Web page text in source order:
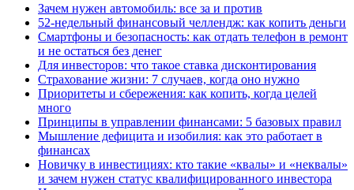
Зачем нужен автомобиль: все за и против
52-недельный финансовый челлендж: как копить деньги
Смартфоны и безопасность: как отдать телефон в ремонт
и не остаться без денег
Для инвесторов: что такое ставка дисконтирования
Страхование жизни: 7 случаев, когда оно нужно
Приоритеты и сбережения: как копить, когда целей
много
Принципы в управлении финансами: 5 базовых правил
Мышление дефицита и изобилия: как это работает в
финансах
Новичку в инвестициях: кто такие «квалы» и «неквалы»
и зачем нужен статус квалифицированного инвестора